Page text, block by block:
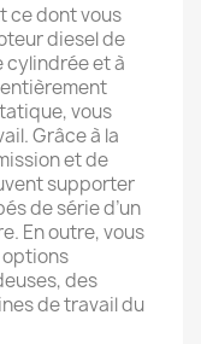
ce dont vous
diesel de
cylindrée et à
vous
Grâce à la
et de
supporter
de série d’un
En outre, vous
des
de travail du